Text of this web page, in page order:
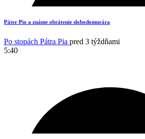
10
Páter Pio a známe obrátenie slobodomurára
Po stopách Pátra Pia pred 3 týždňami
5:40